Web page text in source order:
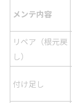
メンテ内容
リペア（根元戻
し）
付け足し